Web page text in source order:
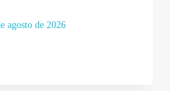
agosto de 2026